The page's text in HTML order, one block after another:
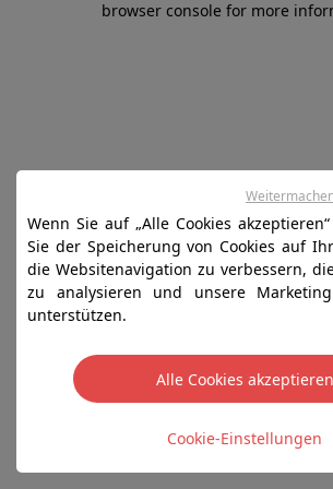
browser console for more
Wenn Sie auf „Alle Cookies
Sie der Speicherung von Cookies auf
die Websitenavigation zu verbessern,
zu analysieren und unsere
unterstützen.
Alle Cookies akzeptieren
Cookie-Einstellungen